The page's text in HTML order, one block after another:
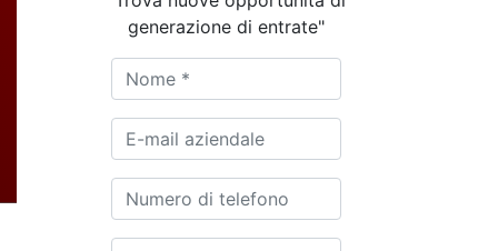
generazione di entrate"